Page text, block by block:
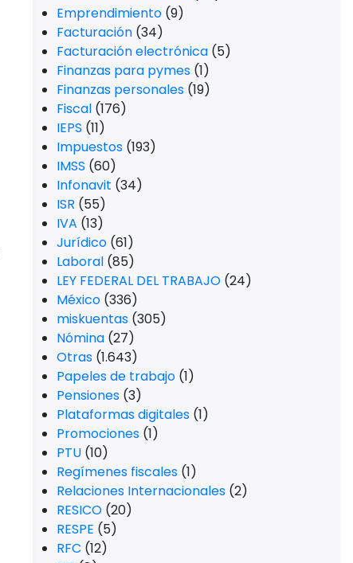
Emprendimiento (9)
Facturación (34)
Facturación electrónica (5)
Finanzas para pymes (1)
Finanzas personales (19)
Fiscal (176)
IEPS (11)
Impuestos (193)
IMSS (60)
Infonavit (34)
ISR (55)
IVA (13)
Jurídico (61)
Laboral (85)
LEY FEDERAL DEL TRABAJO (24)
México (336)
miskuentas (305)
Nómina (27)
Otras (1.643)
Papeles de trabajo (1)
Pensiones (3)
Plataformas digitales (1)
Promociones (1)
PTU (10)
Regímenes fiscales (1)
Relaciones Internacionales (2)
RESICO (20)
RESPE (5)
RFC (12)